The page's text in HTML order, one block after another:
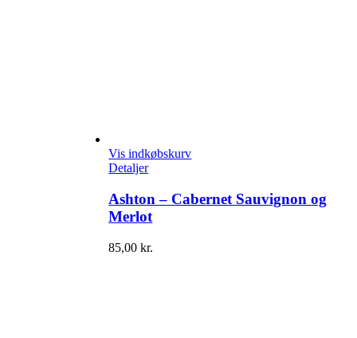
Vis indkøbskurv
Detaljer
Ashton – Cabernet Sauvignon og
Merlot
85,00kr.